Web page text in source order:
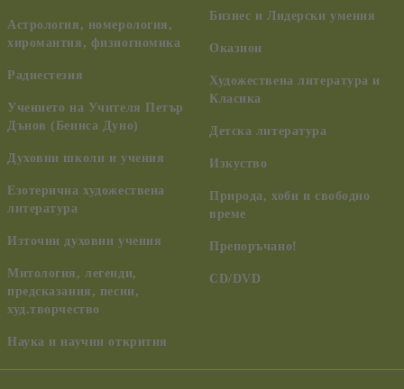
Астрология, номерология,
хиромантия, физиогномика
Радиестезия
Учението на Учителя Петър
Дънов (Беинса Дуно)
Духовни школи и учения
Езотерична художествена
литература
Източни духовни учения
Митология, легенди,
предсказания, песни,
худ.творчество
Наука и научни открития
Бизнес и Лидерски умения
Оказион
Художествена литература и
Класика
Детска литература
Изкуство
Природа, хоби и свободно
време
Препоръчано!
CD/DVD